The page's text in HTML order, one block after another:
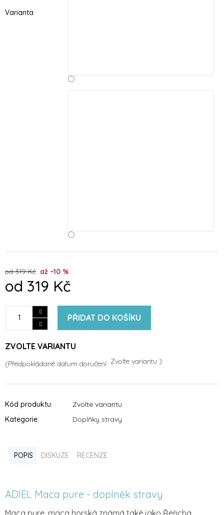
od 319 Kč až –10 %
od 319 Kč
PŘIDAT DO KOŠÍKU
ZVOLTE VARIANTU
Zvolte variantu
Varianta
Kód produktu:
Zvolte variantu
Kategorie: Doplňky stravy
POPIS DISKUZE RECENZE
ADIEL Maca pure - doplněk stravy